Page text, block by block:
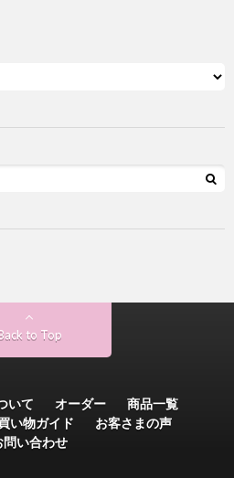
to Top
いて オーダー
商品一覧
い物ガイド
お客さまの声
問い合わせ